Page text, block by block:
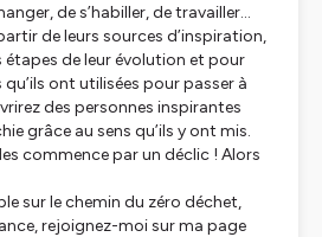
de s’habiller, de travailler...
de leurs sources d’inspiration,
étapes de leur évolution et pour
ont utilisées pour passer à
des personnes inspirantes
grâce au sens qu’ils y ont mis.
commence par un déclic ! Alors
sur le chemin du zéro déchet,
rejoignez-moi sur ma page